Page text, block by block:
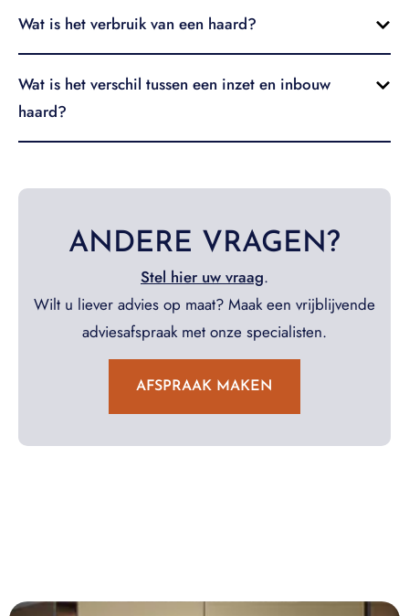
Wat is het verbruik van een haard?
Wat is het verschil tussen een inzet en inbouw
haard?
ANDERE VRAGEN?
Stel hier uw vraag.
Wilt u liever advies op maat? Maak een vrijblijvende
adviesafspraak met onze specialisten.
AFSPRAAK MAKEN